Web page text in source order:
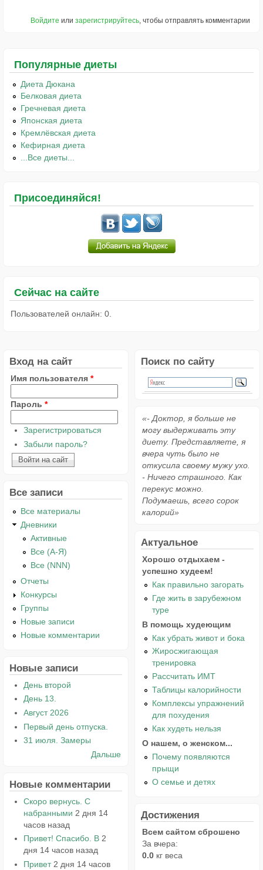
Войдите или зарегистрируйтесь , чтобы отправлять комментарии
Популярные диеты
Диета Дюкана
Белковая диета
Гречневая диета
Японская диета
Кремлёвская диета
Кефирная диета
...Все диеты...
Присоединяйся!
Сейчас на сайте
Пользователей онлайн: 0.
Вход на сайт
Имя пользователя *
Пароль *
Зарегистрироваться
Забыли пароль?
Все записи
Все материалы
Дневники
Активные
Все (А-Я)
Все (NNN)
Отчеты
Конкурсы
Группы
Новые записи
Новые комментарии
Новые записи
День второй
День 13.
Август 2026
Первый день отпуска.
31 июля. Замеры
Дальше
Новые комментарии
Скоро вернусь. С
набранными 2 дня 14
часов назад
Привет! Спасибо. В 2
дня 14 часов назад
Привет 2 дня 14 часов
Поиск по сайту
«- Доктор, я больше не
могу выдерживать эту
диету. Представляете, я
вчера чуть было не
откусила своему мужу ухо.
- Ничего страшного. Как
перекус можно.
Подумаешь, всего сорок
калорий»
Актуальное
Хорошо отдыхаем -
успешно худеем!
Как правильно загорать
Где жить в зарубежном
туре
В помощь худеющим
Как убрать живот и бока
Жиросжигающая
тренировка
Рассчитать ИМТ
Таблицы калорийности
Комплексы упражнений
для похудения
Как худеть нельзя
О нашем, о женском...
Почему появляются
прыщи
О семье и детях
Достижения
Всем сайтом сброшено
За вчера:
0.0 кг веса